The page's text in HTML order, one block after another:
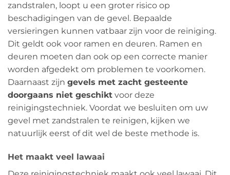
zandstralen, loopt u een groter risico op
beschadigingen van de gevel. Bepaalde
versieringen kunnen vatbaar zijn voor de reiniging.
Dit geldt ook voor ramen en deuren. Ramen en
deuren moeten dan ook op een correcte manier
worden afgedekt om problemen te voorkomen.
Daarnaast zijn gevels met zacht gesteente
doorgaans niet geschikt voor deze
reinigingstechniek. Voordat we besluiten om uw
gevel met zandstralen te reinigen, kijken we
natuurlijk eerst of dit wel de beste methode is.
Het maakt veel lawaai